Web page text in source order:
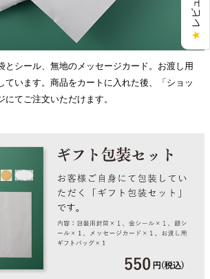
とシール、無地のメッセージカード。お渡し用
ています。商品をカートに入れた後、「ショッ
てご注文いただけます。
★